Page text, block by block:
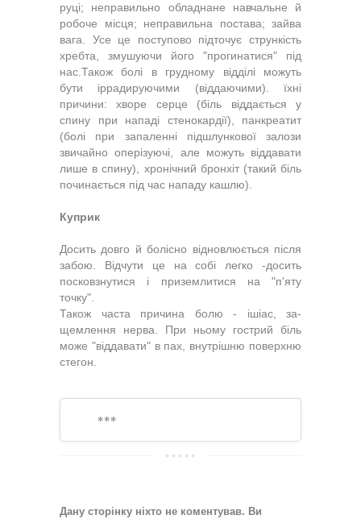
руці; непра­вильно обладнане навчальне й
робоче місця; неправильна постава; зайва
вага. Усе це поступово підточує стрункість
хребта, змушуючи його "прогинатися" під
нас.Також болі в грудному відділі можуть
бути іррадируючими (віддаючими). їхні
причини: хворе серце (біль віддається у
спину при нападі стенокардії), панкреа­тит
(болі при запаленні підшлункової за­лози
звичайно оперізуючі, але можуть віддавати
лише в спину), хронічний бронхіт (такий біль
починається під час нападу кашлю).
Куприк
Досить довго й болісно відновлюється після
забою. Відчути це на собі легко -досить
посковзнутися і приземлитися на "п'яту
точку".
Також часта причина болю - ішіас, за­
щемлення нерва. При ньому гострий біль
може "віддавати" в пах, внутрішню пове­рхню
стегон.
***
Дану сторінку ніхто не коментував. Ви